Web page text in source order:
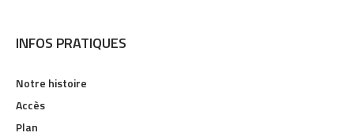
INFOS PRATIQUES
Notre histoire
Accès
Plan